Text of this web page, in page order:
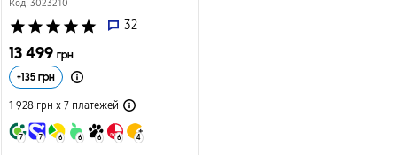
Код: 3023210
star star star star star 32
13 499 грн
+135 грн
1 928 грн х 7 платежей
7 7 6 6 6 6 4